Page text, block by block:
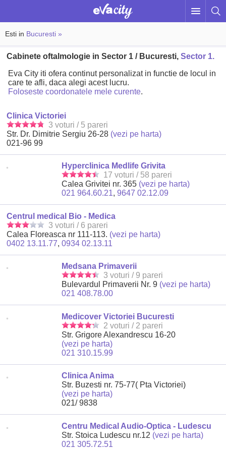
Esti in Bucuresti »
Cabinete oftalmologie in Sector 1 / Bucuresti,Sector 1.
Eva City iti ofera continut personalizat in functie de locul in
care te afli, daca alegi acest lucru.
Foloseste coordonatele mele curente.
Clinica Victoriei
3 voturi / 5 pareri
Str. Dr. Dimitrie Sergiu 26-28 (vezi pe harta)
021-96 99
Hyperclinica Medlife Grivita
17 voturi / 58 pareri
Calea Grivitei nr. 365 (vezi pe harta)
021 964.60.21,9647 02.12.09
Centrul medical Bio - Medica
3 voturi / 6 pareri
Calea Floreasca nr 111-113. (vezi pe harta)
0402 13.11.77,0934 02.13.11
Medsana Primaverii
3 voturi / 9 pareri
Bulevardul Primaverii Nr. 9 (vezi pe harta)
021 408.78.00
Medicover Victoriei Bucuresti
2 voturi / 2 pareri
Str. Grigore Alexandrescu 16-20
(vezi pe harta)
021 310.15.99
Clinica Anima
Str. Buzesti nr. 75-77( Pta Victoriei)
(vezi pe harta)
021/ 9838
Centru Medical Audio-Optica - Ludescu
Str. Stoica Ludescu nr.12 (vezi pe harta)
021 305.72.51